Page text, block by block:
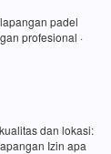
padel
profesional ·
dan lokasi:
Izin apa